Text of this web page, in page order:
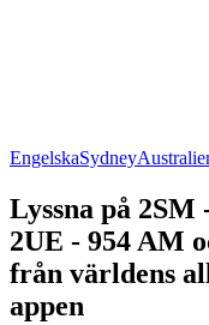
EngelskaSydney
Lyssna på
2UE - 954 AM
från världens
appen